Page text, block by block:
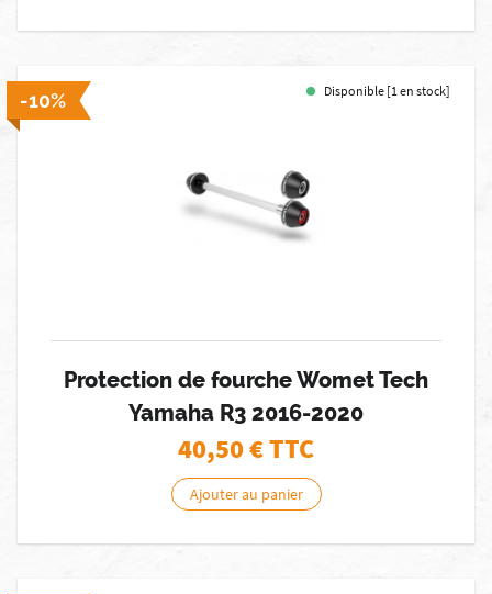
-10% Disponible [1 en stock]
Protection de fourche Womet Tech
Yamaha R3 2016-2020
40,50€ TTC
Ajouter au panier